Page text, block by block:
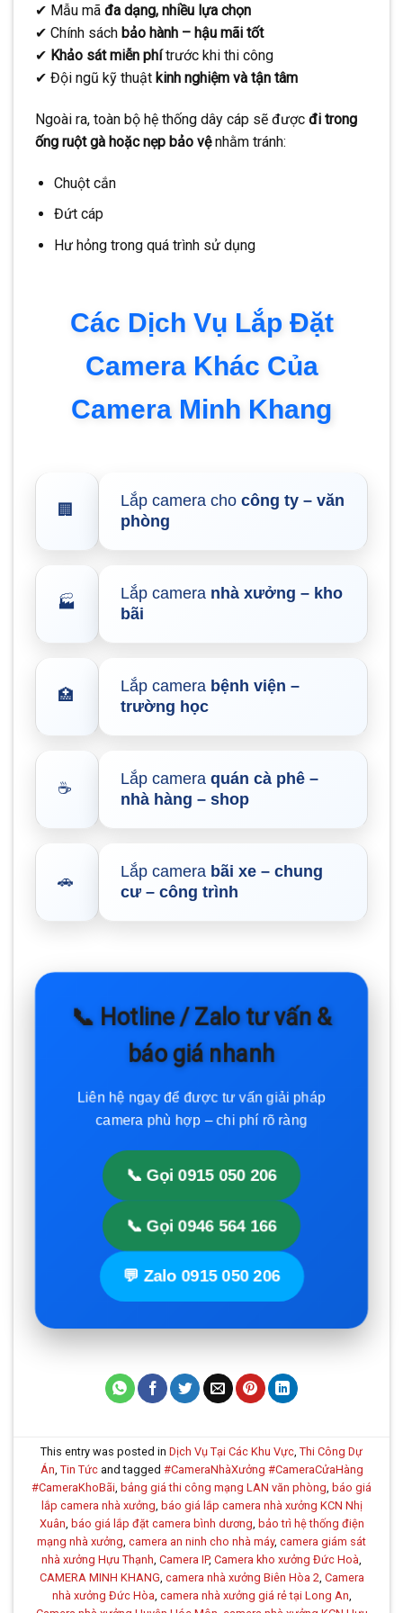
✔ Mẫu mã đa dạng, nhiều lựa chọn
✔ Chính sách bảo hành – hậu mãi tốt
✔ Khảo sát miễn phítrước khi thi công
✔ Đội ngũ kỹ thuật kinh nghiệm và tận tâm
Ngoài ra, toàn bộ hệ thống dây cáp sẽ được đi trong
ống ruột gà hoặc nẹp bảo vệnhằm tránh:
Chuột cắn
Đứt cáp
Hư hỏng trong quá trình sử dụng
Các Dịch Vụ Lắp Đặt
Camera Khác Của
Camera Minh Khang
🏢
Lắp camera cho công ty – văn
phòng
🏭
Lắp camera nhà xưởng – kho
bãi
🏥
Lắp camera bệnh viện –
trường học
☕
Lắp camera quán cà phê –
nhà hàng – shop
🚗
Lắp camera bãi xe – chung
cư – công trình
📞 Hotline / Zalo tư vấn &
báo giá nhanh
Liên hệ ngay để được tư vấn giải pháp
camera phù hợp – chi phí rõ ràng
📞 Gọi 0915 050 206
📞 Gọi 0946 564 166
💬 Zalo 0915 050 206
This entry was posted in Dịch Vụ Tại Các Khu Vực, Thi Công Dự
Án, Tin Tứcand tagged #CameraNhàXưởng #CameraCửaHàng
#CameraKhoBãi, bảng giá thi công mạng LAN văn phòng, báo giá
lắp camera nhà xưởng, báo giá lắp camera nhà xưởng KCN Nhị
Xuân, báo giá lắp đặt camera bình dương, bảo trì hệ thống điện
mạng nhà xưởng, camera an ninh cho nhà máy, camera giám sát
nhà xưởng Hựu Thạnh, Camera IP, Camera kho xưởng Đức Hoà,
CAMERA MINH KHANG, camera nhà xưởng Biên Hòa 2, Camera
nhà xưởng Đức Hòa, camera nhà xưởng giá rẻ tại Long An,